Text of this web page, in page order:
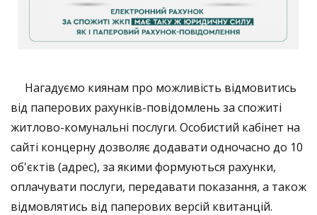
Нагадуємо киянам про можливість відмовитись
від паперових рахунків-повідомлень за спожиті
житлово-комунальні послуги. Особистий кабінет на
сайті концерну дозволяє додавати одночасно до 10
об'єктів (адрес), за якими формуються рахунки,
оплачувати послуги, передавати показання, а також
відмовлятись від паперових версій квитанцій.